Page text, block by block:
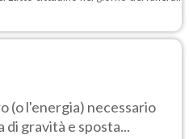
(o l'energia) necessario
gravità e sposta...